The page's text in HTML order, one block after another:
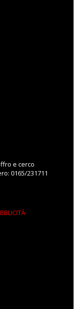
e cerco
0165/231711